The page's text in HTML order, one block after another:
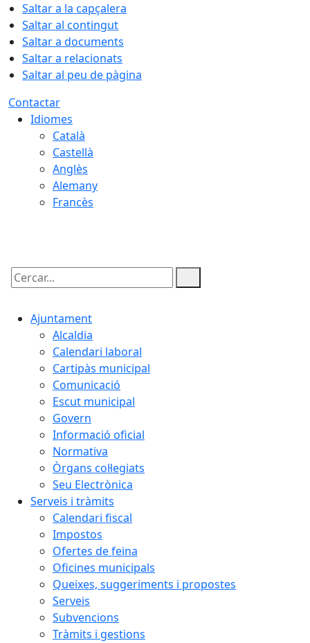
Saltar a la capçalera
Saltar al contingut
Saltar a documents
Saltar a relacionats
Saltar al peu de pàgina
Contactar
Idiomes
Català
Castellà
Anglès
Alemany
Francès
Cercar:
Ajuntament
Alcaldia
Calendari laboral
Cartipàs municipal
Comunicació
Escut municipal
Govern
Informació oficial
Normativa
Òrgans col·legiats
Seu Electrònica
Serveis i tràmits
Calendari fiscal
Impostos
Ofertes de feina
Oficines municipals
Queixes, suggeriments i propostes
Serveis
Subvencions
Tràmits i gestions